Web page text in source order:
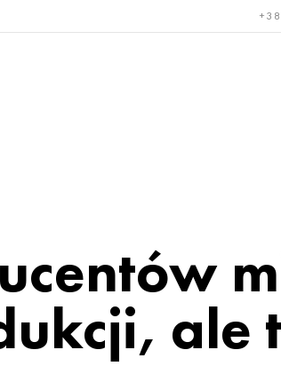
Brąz, miedź,
ale